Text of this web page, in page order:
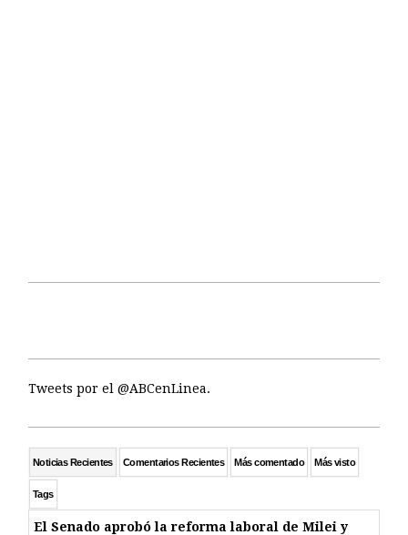
Tweets por el @ABCenLinea.
Noticias Recientes Comentarios Recientes Más comentado Más visto
Tags
El Senado aprobó la reforma laboral de Milei y